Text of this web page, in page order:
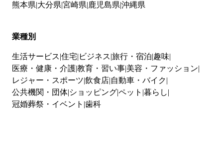
熊本県 大分県 宮崎県 鹿児島県 沖縄県
業種別
生活サービス 住宅 ビジネス 旅行・宿泊 趣味
医療・健康・介護教育・習い事 美容・ファッション
レジャー・スポーツ 飲食店 自動車・バイク
公共機関・団体 ショッピングペット 暮らし
冠婚葬祭・イベント 歯科